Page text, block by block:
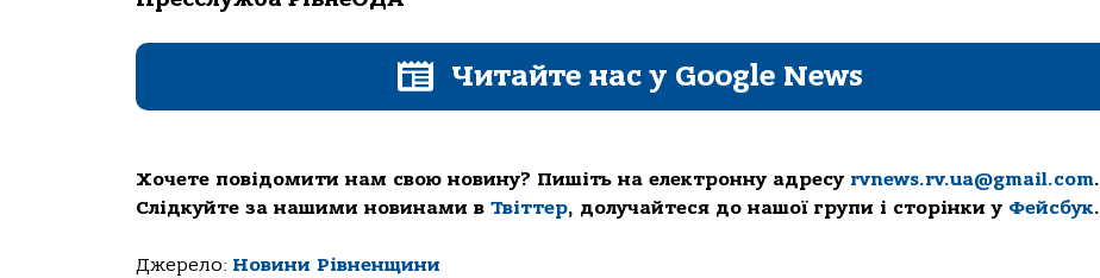
Читайте нас у Google News
Хочете повідомити нам свою новину? Пишіть на електронну адресу rvnews.rv.ua@gmail.com.
Слідкуйте за нашими новинами в Твіттер, долучайтеся до нашої групи і сторінки у Фейсбук.
Джерело: Новини Рівненщини